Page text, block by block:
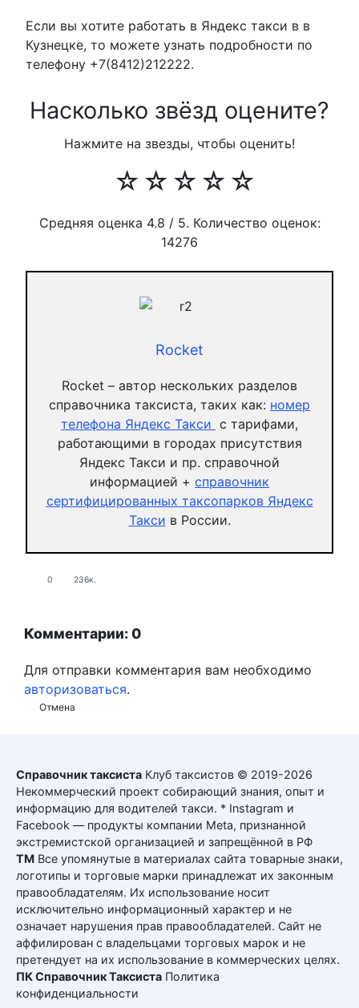
Если вы хотите работать в Яндекс такси в в
Кузнецке, то можете узнать подробности по
телефону +7(8412)212222.
Насколько звёзд оцените?
Нажмите на звезды, чтобы оценить!
☆
☆
☆
☆
☆
Средняя оценка 4.8 / 5. Количество оценок:
14276
Rocket
Rocket – автор нескольких разделов
справочника таксиста, таких как: номер
телефона Яндекс Такси с тарифами,
работающими в городах присутствия
Яндекс Такси и пр. справочной
информацией + справочник
сертифицированных таксопарков Яндекс
Такси в России.
0 236к.
Комментарии: 0
Отмена
Для отправки комментария вам необходимо
авторизоваться.
Справочник таксиста Клуб таксистов © 2019-2026
Некоммерческий проект собирающий знания, опыт и
информацию для водителей такси. * Instagram и
Facebook — продукты компании Meta, признанной
экстремистской организацией и запрещённой в РФ
ТМ Все упомянутые в материалах сайта товарные знаки,
логотипы и торговые марки принадлежат их законным
правообладателям. Их использование носит
исключительно информационный характер и не
означает нарушения прав правообладателей. Сайт не
аффилирован с владельцами торговых марок и не
претендует на их использование в коммерческих целях.
ПК Справочник Таксиста Политика
конфиденциальности